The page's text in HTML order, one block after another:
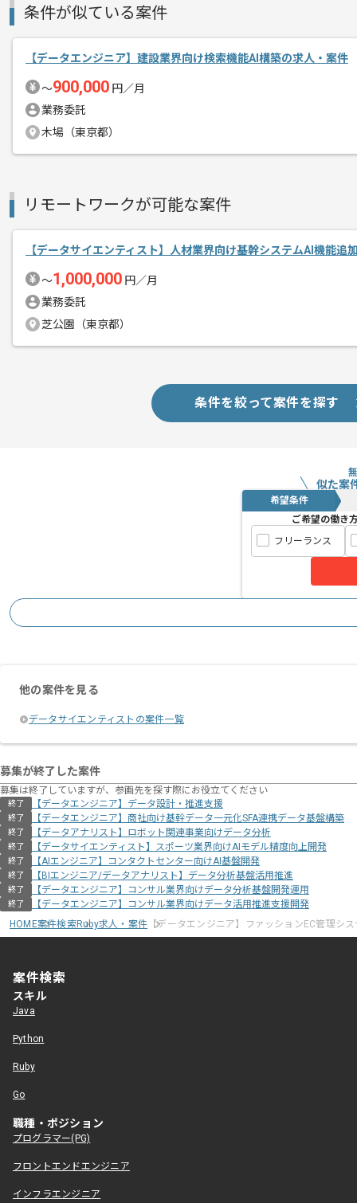
商談回数
募集人数
1人
作業開始日
2022/03/17
エージェントからのコ
少数精鋭で開発を行っているため、大
条件が似ている案件
【データエンジニア】建設業界向け検索機能AI構築の求人・案件
〜900,000 円／月
業務委託
木場（東京都）
リモートワークが可能な案件
【データサイエンティスト】人材業界向け基幹システムAI機能追
〜1,000,000 円／月
業務委託
芝公園（東京都）
条件を絞って案件を探す
似た案
希望条件
ご希望の働き
フリーランス
他の案件を見る
データサイエンティストの案件一覧
募集が終了した案件
募集は終了していますが、参画先を探す際にお役立てください
終了 【データエンジニア】データ設計・推進支援
終了 【データエンジニア】商社向け基幹データ一元化SFA連携データ基盤構築
終了 【データアナリスト】ロボット関連事業向けデータ分析
終了 【データサイエンティスト】スポーツ業界向けAIモデル精度向上開発
終了 【AIエンジニア】コンタクトセンター向けAI基盤開発
終了 【BIエンジニア/データアナリスト】データ分析基盤活用推進
終了 【データエンジニア】コンサル業界向けデータ分析基盤開発運用
終了
【データエンジニア】コンサル業界向けデータ活用推進支援開発
HOME案件検索Ruby求人・案件 【データエンジニア】ファッションEC管理シ
案件検索
スキル
Java
Python
Ruby
Go
職種・ポジション
プログラマー(PG)
フロントエンドエンジニア
インフラエンジニア